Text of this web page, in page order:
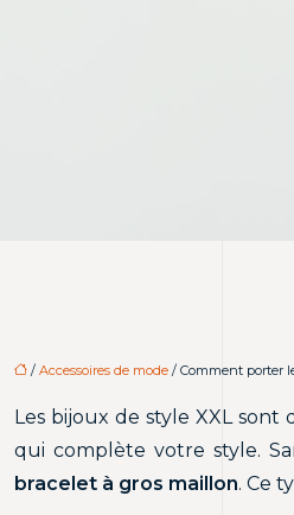
/ Accessoires de mode / Comment porter
Les bijoux de style XXL sont
qui complète votre style.
bracelet à gros maillon. Ce